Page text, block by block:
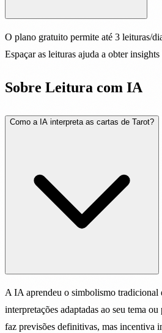
O plano gratuito permite até 3 leituras/
Espaçar as leituras ajuda a obter
Sobre Leitura com IA
Como a IA interpreta as cartas de Tarot?
A IA aprendeu o simbolismo tradicional
interpretações adaptadas ao seu tema
faz previsões definitivas, mas incentiva